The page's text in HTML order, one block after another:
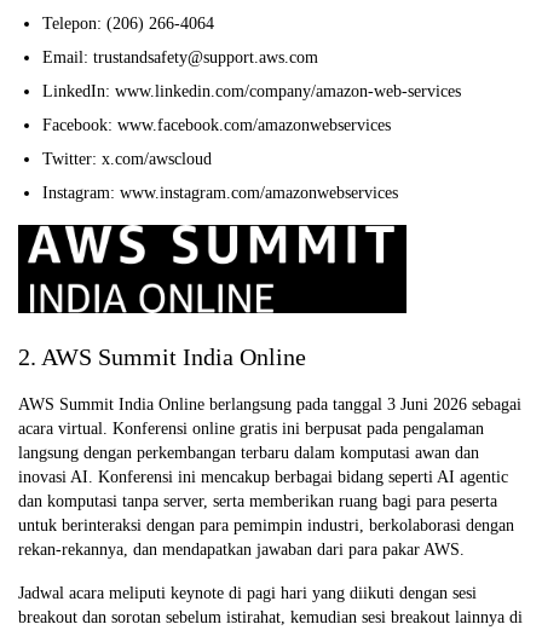
Telepon: (206) 266-4064
Email: trustandsafety@support.aws.com
LinkedIn: www.linkedin.com/company/amazon-web-services
Facebook: www.facebook.com/amazonwebservices
Twitter: x.com/awscloud
Instagram: www.instagram.com/amazonwebservices
2. AWS Summit India Online
AWS Summit India Online berlangsung pada tanggal 3 Juni 2026 sebagai
acara virtual. Konferensi online gratis ini berpusat pada pengalaman
langsung dengan perkembangan terbaru dalam komputasi awan dan
inovasi AI. Konferensi ini mencakup berbagai bidang seperti AI agentic
dan komputasi tanpa server, serta memberikan ruang bagi para peserta
untuk berinteraksi dengan para pemimpin industri, berkolaborasi dengan
rekan-rekannya, dan mendapatkan jawaban dari para pakar AWS.
Jadwal acara meliputi keynote di pagi hari yang diikuti dengan sesi
breakout dan sorotan sebelum istirahat, kemudian sesi breakout lainnya di